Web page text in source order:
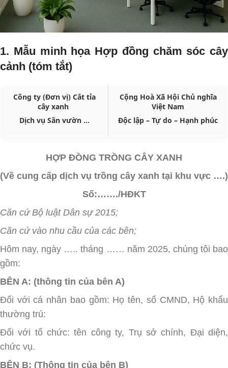
1. Mẫu minh họa Hợp đồng chăm sóc cây
cảnh (tóm tắt)
Công ty (Đơn vị) Cắt tỉa
cây xanh
Dịch vụ Sân vườn …
Cộng Hoà Xã Hội Chủ nghĩa
Việt Nam
Độc lập – Tự do – Hạnh phúc
HỢP ĐỒNG TRỒNG CÂY XANH
(Về cung cấp dịch vụ trồng cây xanh tại khu vực ….)
Số:……./HĐKT
Căn cứ Bộ luật Dân sự 2015;
Căn cứ vào nhu cầu của các bên;
Hôm nay, ngày ….. tháng …… năm 2025, chúng tôi bao
gồm:
BÊN A: (thông tin của bên A)
Đối với cá nhân bao gồm: Họ tên, số CMND, Hộ khẩu
thường trú:
Đối với tổ chức: tên công ty, Trụ sở chính, Đại diện,
chức vụ.
BÊN B: (Thông tin của bên B)